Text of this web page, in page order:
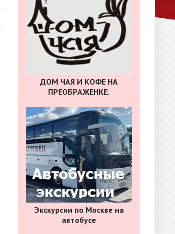
ДОМ ЧАЯ И КОФЕ НА
ПРЕОБРАЖЕНКЕ.
Экскурсии по Москве на
автобусе